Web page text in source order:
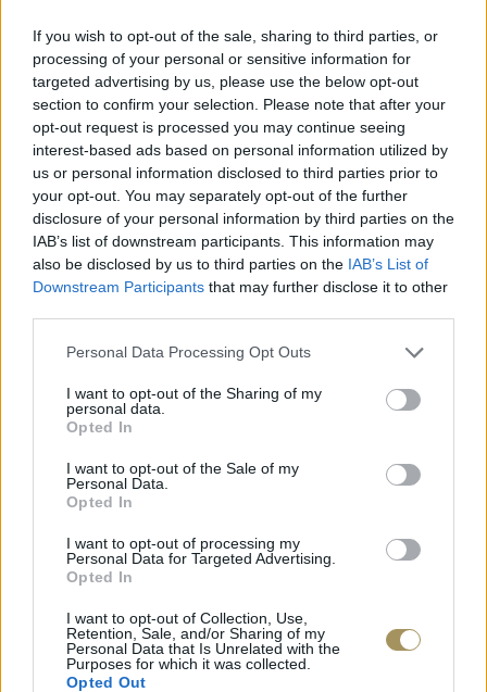
If you wish to opt-out of the sale, sharing to third parties, or
processing of your personal or sensitive information for
targeted advertising by us, please use the below opt-out
section to confirm your selection. Please note that after your
opt-out request is processed you may continue seeing
interest-based ads based on personal information utilized by
us or personal information disclosed to third parties prior to
your opt-out. You may separately opt-out of the further
disclosure of your personal information by third parties on the
IAB’s list of downstream participants. This information may
also be disclosed by us to third parties on the IAB’s List of
Downstream Participants that may further disclose it to other
Personal Data Processing Opt Outs
I want to opt-out of the Sharing of my
personal data.
Opted In
I want to opt-out of the Sale of my
Personal Data.
Opted In
I want to opt-out of processing my
Personal Data for Targeted Advertising.
Opted In
I want to opt-out of Collection, Use,
Retention, Sale, and/or Sharing of my
Personal Data that Is Unrelated with the
Purposes for which it was collected.
Opted Out
Επιλογές Που Ταιριάζουν
Ανακαλύψτε τα κοσμήματα που αγαπήθηκαν περισσότερο!
Εδώ θα βρείτε τις κορυφαίες επιλογές που ξεχωρίζουν για
το μοναδικό τους στυλ και την εξαιρετική τους ποιότητα.
-10%
JCOU ARIA JU19087-2